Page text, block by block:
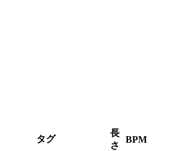
タグ
長
さ
BPM